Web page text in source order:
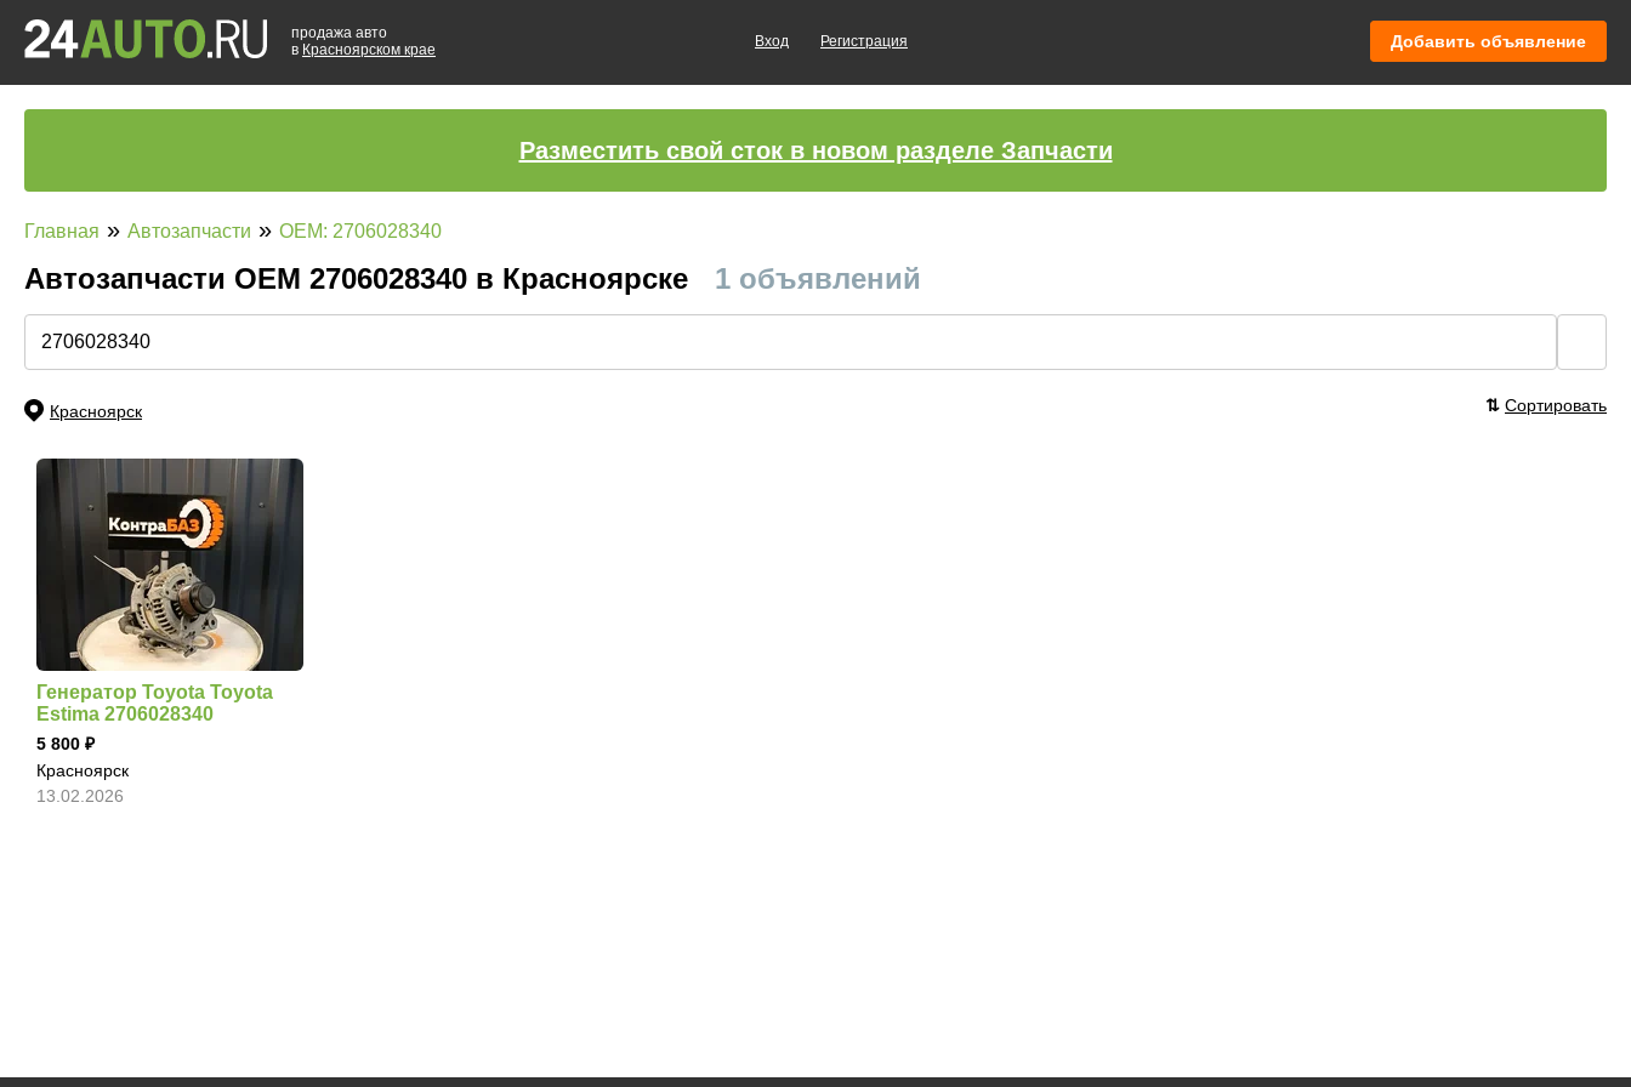
продажа авто
в Красноярском крае
Вход Регистрация Добавить объявление
Разместить свой сток в новом разделе Запчасти
Главная » Автозапчасти » OEM: 2706028340
Автозапчасти ОЕМ 2706028340 в Красноярске 1 объявлений
Красноярск ⇅ Сортировать
Генератор Toyota Toyota
Estima 2706028340
5 800
Красноярск
13.02.2026